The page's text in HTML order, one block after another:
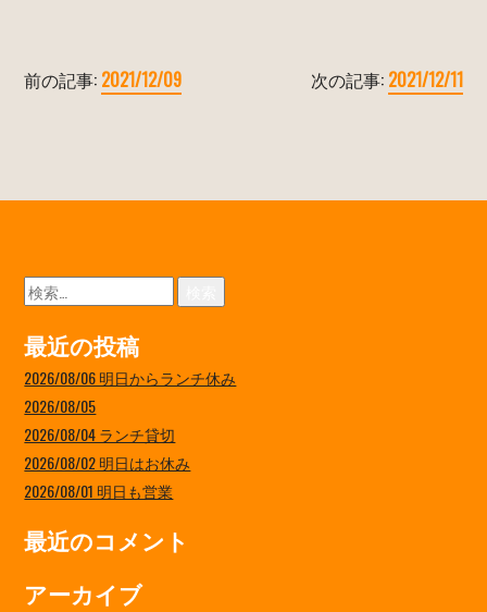
前の記事: 2021/12/09 次の記事: 2021/12/11
検
索:
最近の投稿
2026/08/06 明日からランチ休み
2026/08/05
2026/08/04 ランチ貸切
2026/08/02 明日はお休み
2026/08/01 明日も営業
最近のコメント
アーカイブ